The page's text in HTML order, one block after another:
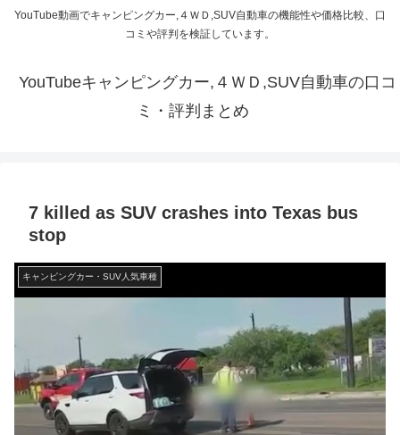
YouTube動画でキャンピングカー,４ＷＤ,SUV自動車の機能性や価格比較、口
コミや評判を検証しています。
YouTubeキャンピングカー,４ＷＤ,SUV自動車の口コ
ミ・評判まとめ
7 killed as SUV crashes into Texas bus
stop
キャンピングカー・SUV人気車種